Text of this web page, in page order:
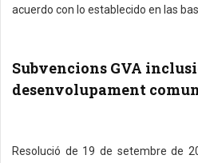
acuerdo con lo establecido en las
Subvencions GVA
desenvolupament
Resolució de 19 de setembre de